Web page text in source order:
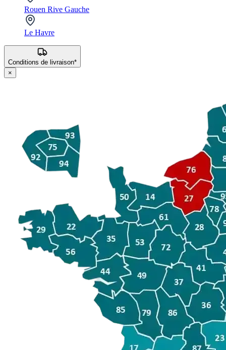
Rouen Rive Gauche
Le Havre
Conditions de livraison*
×